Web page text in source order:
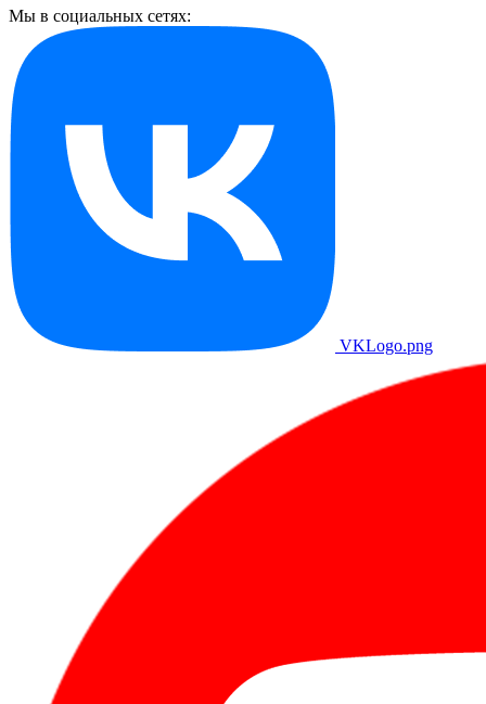
Мы в социальных сетях:
VKLogo.png